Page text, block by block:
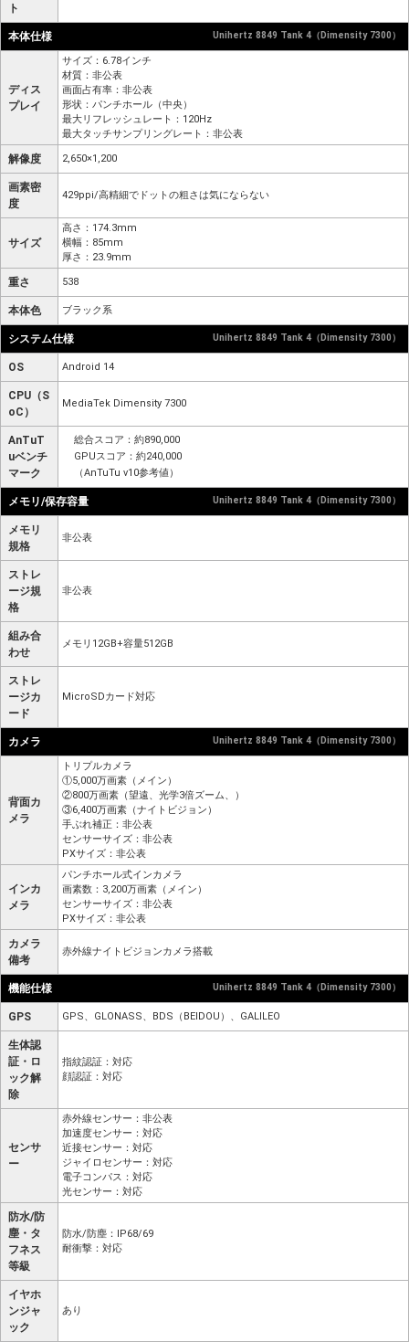
ト
本体仕様 Unihertz 8849 Tank 4（Dimensity 7300）
ディス
プレイ
サイズ：6.78インチ
材質：非公表
画面占有率：非公表
形状：パンチホール（中央）
最大リフレッシュレート：120Hz
最大タッチサンプリングレート：非公表
解像度 2,650×1,200
画素密
度
429ppi/高精細でドットの粗さは気にならない
サイズ
高さ：174.3mm
横幅：85mm
厚さ：23.9mm
重さ 538
本体色 ブラック系
システム仕様 Unihertz 8849 Tank 4（Dimensity 7300）
OS Android 14
CPU（S
oC）
MediaTek Dimensity 7300
AnTuT
uベンチ
マーク
総合スコア：約890,000
GPUスコア：約240,000
（AnTuTu v10参考値）
メモリ/保存容量 Unihertz 8849 Tank 4（Dimensity 7300）
メモリ
規格
非公表
ストレ
ージ規
格
非公表
組み合
わせ
メモリ12GB+容量512GB
ストレ
ージカ
ード
MicroSDカード対応
カメラ Unihertz 8849 Tank 4（Dimensity 7300）
背面カ
メラ
トリプルカメラ
①5,000万画素（メイン）
②800万画素（望遠、光学3倍ズーム、）
③6,400万画素（ナイトビジョン）
手ぶれ補正：非公表
センサーサイズ：非公表
PXサイズ：非公表
インカ
メラ
パンチホール式インカメラ
画素数：3,200万画素（メイン）
センサーサイズ：非公表
PXサイズ：非公表
カメラ
備考
赤外線ナイトビジョンカメラ搭載
機能仕様 Unihertz 8849 Tank 4（Dimensity 7300）
GPS GPS、GLONASS、BDS（BEIDOU）、GALILEO
生体認
証・ロ
ック解
除
指紋認証：対応
顔認証：対応
センサ
ー
赤外線センサー：非公表
加速度センサー：対応
近接センサー：対応
ジャイロセンサー：対応
電子コンパス：対応
光センサー：対応
防水/防
塵・タ
フネス
等級
防水/防塵：IP68/69
耐衝撃：対応
イヤホ
ンジャ
ック
あり